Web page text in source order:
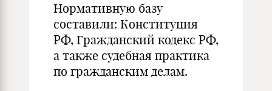
Нормативную базу
составили: Конституция
РФ, Гражданский кодекс РФ,
а также судебная практика
по гражданским делам.